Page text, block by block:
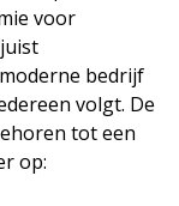
voor
bedrijf
volgt. De
tot een
op: